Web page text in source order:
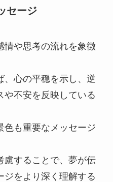
セージ
情や思考の流れを象徴
、心の平穏を示し、逆
や不安を反映している
色も重要なメッセージ
慮することで、夢が伝
ジをより深く理解する